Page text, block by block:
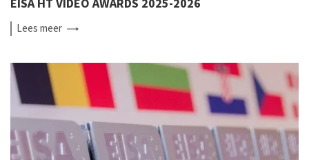
EISA HT VIDEO AWARDS 2025-2026
Leesmeer